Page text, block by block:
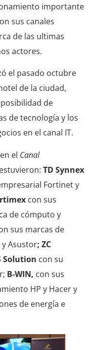
importante
sus canales
de las ultimas
actores.
el pasado octubre
de la ciudad,
de
de tecnología y los
en el canal IT.
el Canal
TD Synnex
Fortinet y
con sus
de cómputo y
sus marcas de
Asustor; ZC
Solution con su
B-WIN, con sus
HP y Hacer y
de energía e